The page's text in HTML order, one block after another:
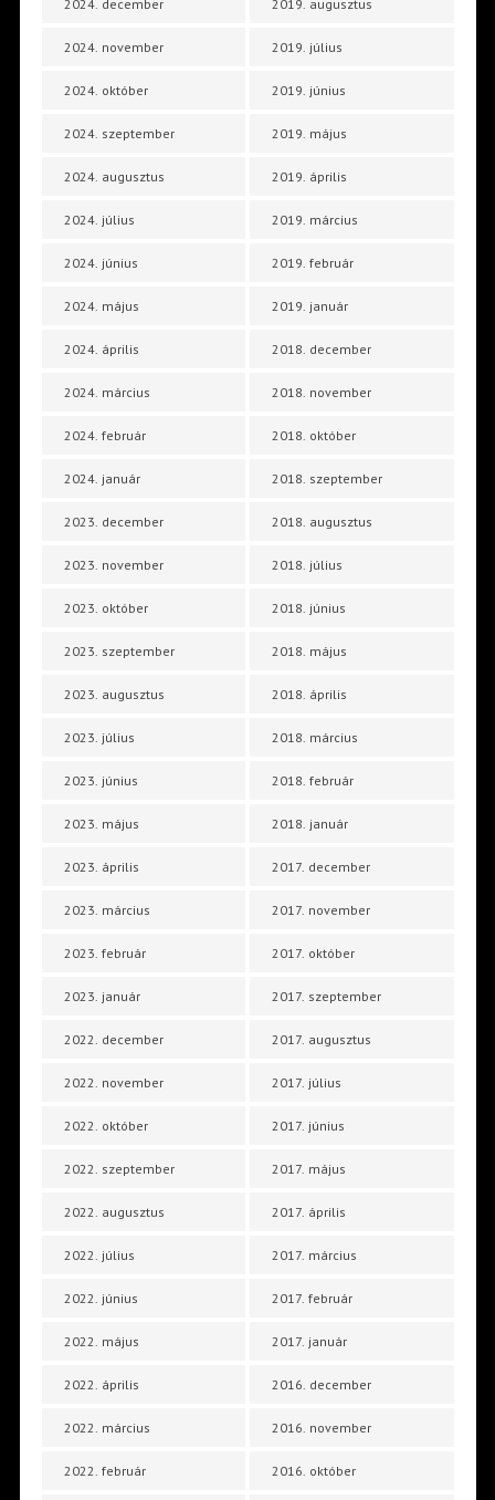
2024. december
2024. november
2024. október
2024. szeptember
2024. augusztus
2024. július
2024. június
2024. május
2024. április
2024. március
2024. február
2024. január
2023. december
2023. november
2023. október
2023. szeptember
2023. augusztus
2023. július
2023. június
2023. május
2023. április
2023. március
2023. február
2023. január
2022. december
2022. november
2022. október
2022. szeptember
2022. augusztus
2022. július
2022. június
2022. május
2022. április
2022. március
2022. február
2019. augusztus
2019. július
2019. június
2019. május
2019. április
2019. március
2019. február
2019. január
2018. december
2018. november
2018. október
2018. szeptember
2018. augusztus
2018. július
2018. június
2018. május
2018. április
2018. március
2018. február
2018. január
2017. december
2017. november
2017. október
2017. szeptember
2017. augusztus
2017. július
2017. június
2017. május
2017. április
2017. március
2017. február
2017. január
2016. december
2016. november
2016. október